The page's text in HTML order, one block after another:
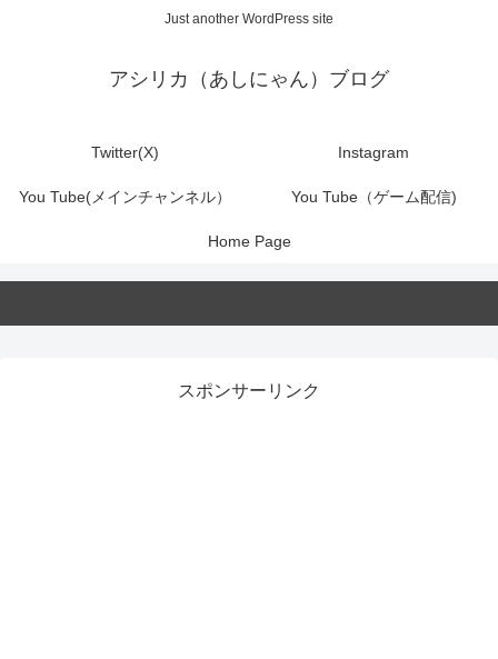
Just another WordPress site
アシリカ（あしにゃん）ブログ
Twitter(X) Instagram
You Tube(メインチャンネル） You Tube（ゲーム配信)
Home Page
スポンサーリンク